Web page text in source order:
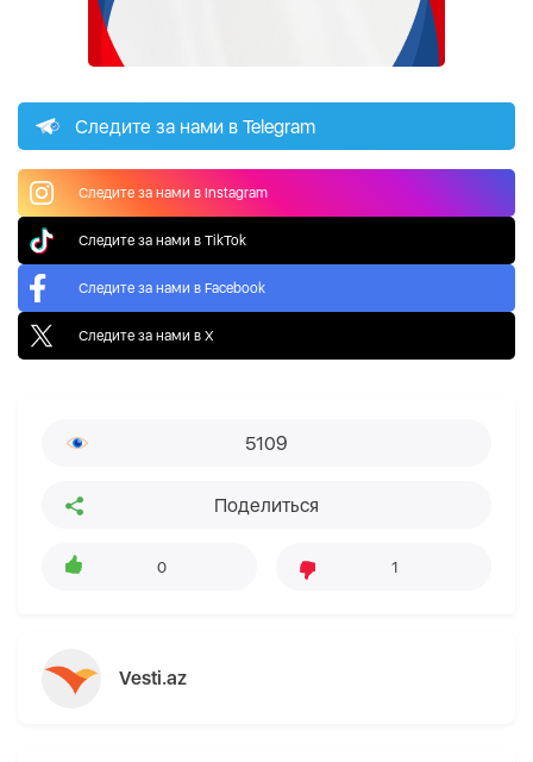
Следите за нами в Telegram
Следите за нами в Instagram
Следите за нами в TikTok
Следите за нами в Facebook
Следите за нами в X
5109
Поделиться
0 1
Vesti.az